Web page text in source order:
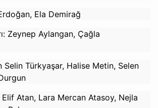
Ela Demirağ
Zeynep Aylangan, Çağla
Selin Türkyaşar, Halise Metin, Selen
Atan, Lara Mercan Atasoy, Nejla